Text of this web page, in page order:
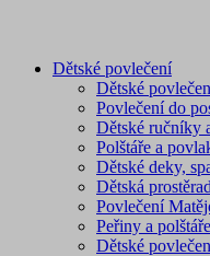
Dětské povlečení
Dětské
Povlečení do
Dětské ručníky
Polštáře a
Dětské deky,
Dětská
Povlečení
Peřiny a polštáře
Dětské